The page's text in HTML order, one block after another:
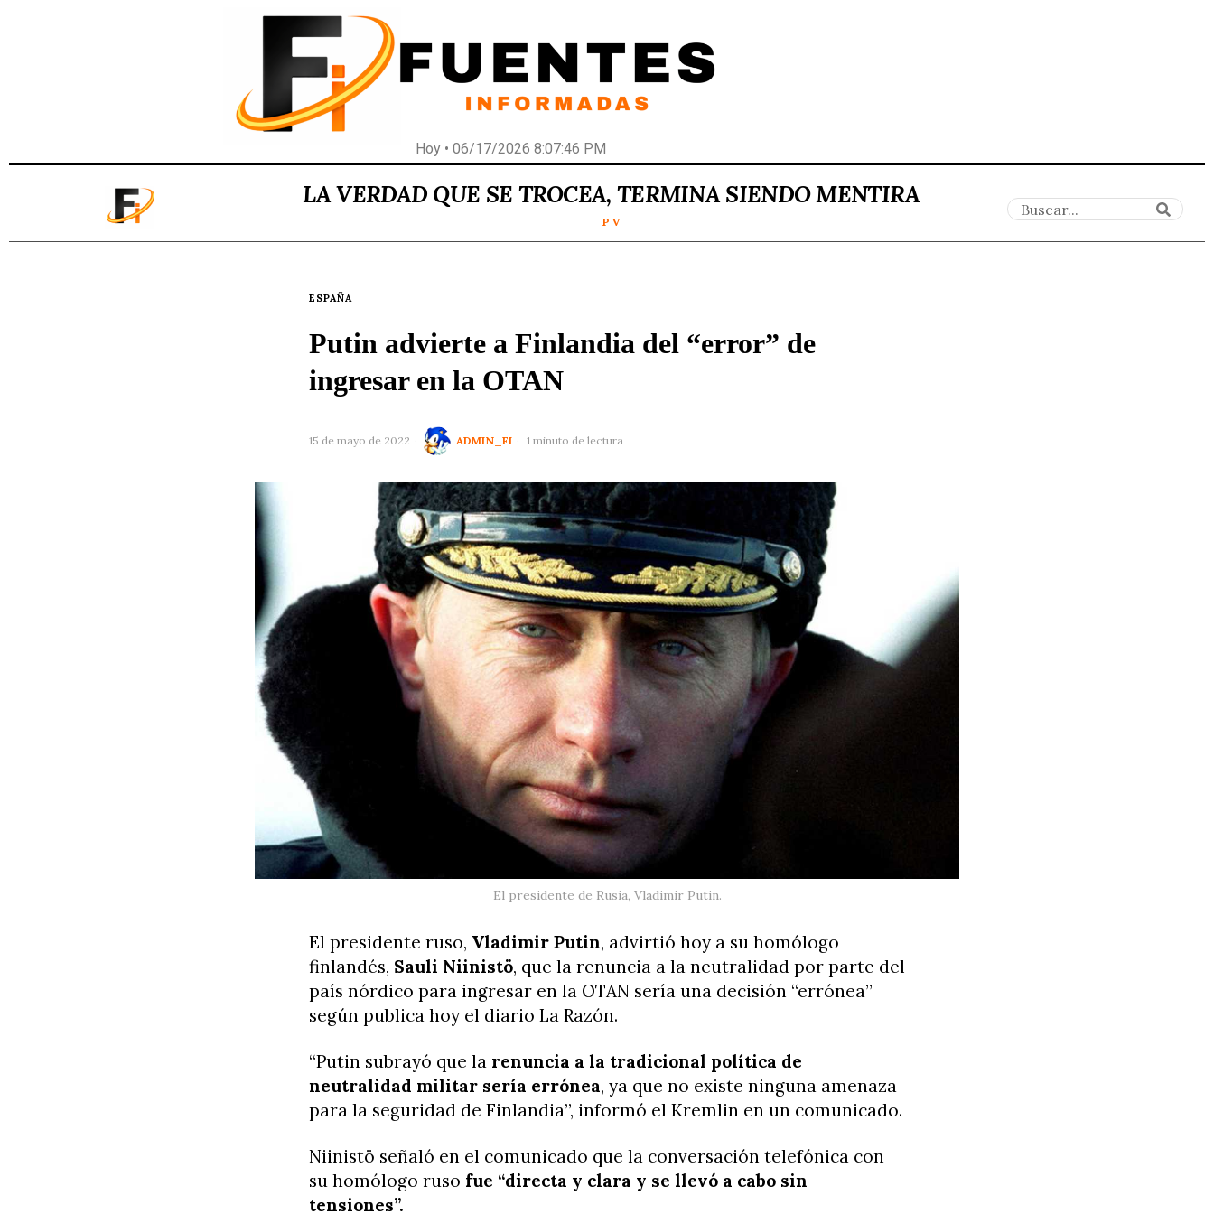
Hoy • 06/17/2026 8:07:46 PM
LA VERDAD QUE SE TROCEA, TERMINA SIENDO MENTIRA
P V
ESPAÑA
Putin advierte a Finlandia del “error” de
ingresar en la OTAN
15 de mayo de 2022 ADMIN_FI 1 minuto de lectura
El presidente de Rusia, Vladimir Putin.
El presidente ruso, Vladimir Putin, advirtió hoy a su homólogo
finlandés, Sauli Niinistö, que la renuncia a la neutralidad por parte del
país nórdico para ingresar en la OTAN sería una decisión “errónea”
según publica hoy el diario La Razón.
“Putin subrayó que la renuncia a la tradicional política de
neutralidad militar sería errónea, ya que no existe ninguna amenaza
para la seguridad de Finlandia”, informó el Kremlin en un comunicado.
Niinistö señaló en el comunicado que la conversación telefónica con
su homólogo ruso fue “directa y clara y se llevó a cabo sin
tensiones”.